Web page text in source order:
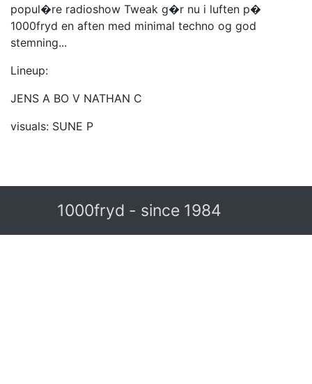
popul�re radioshow Tweak g�r nu i luften p�
1000fryd en aften med minimal techno og god
stemning...
Lineup:
JENS A BO V NATHAN C
visuals: SUNE P
1000fryd - since 1984